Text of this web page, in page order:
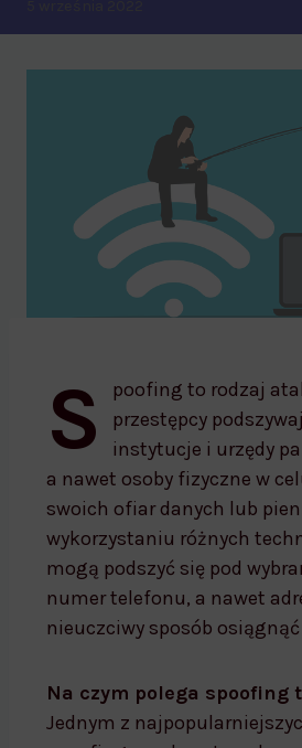
S
poofing to rodzaj
przestępcy
instytucje i urzędy
a nawet osoby fizyczne w
swoich ofiar danych lub
wykorzystaniu różnych
mogą podszyć się pod
numer telefonu, a nawet
nieuczciwy sposób osiągnąć
Na czym polega spoofing
Jednym z